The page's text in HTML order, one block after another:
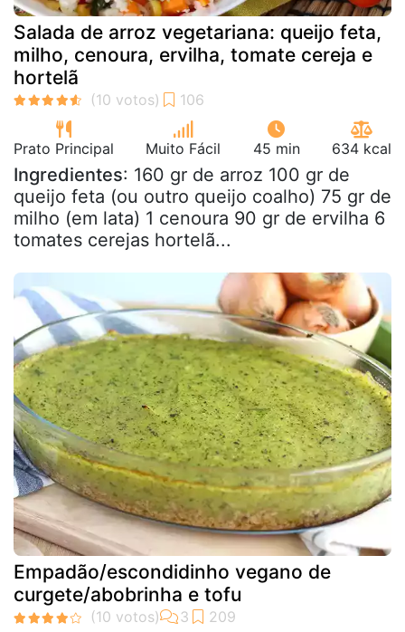
Salada de arroz vegetariana: queijo feta,
milho, cenoura, ervilha, tomate cereja e
hortelã
Prato Principal Muito Fácil 45 min 634 kcal
Ingredientes: 160 gr de arroz 100 gr de
queijo feta (ou outro queijo coalho) 75 gr de
milho (em lata) 1 cenoura 90 gr de ervilha 6
tomates cerejas hortelã...
Empadão/escondidinho vegano de
curgete/abobrinha e tofu